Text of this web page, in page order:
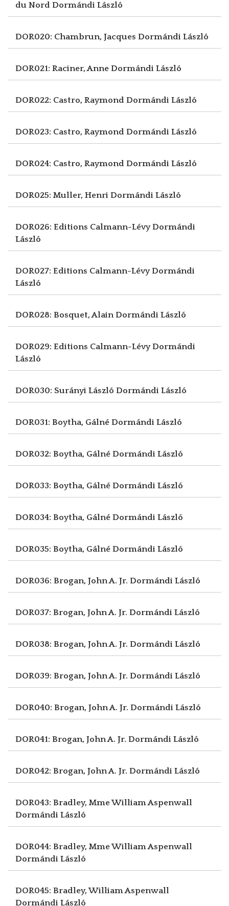
du Nord Dormándi László
DOR020: Chambrun, Jacques Dormándi László
DOR021: Raciner, Anne Dormándi László
DOR022: Castro, Raymond Dormándi László
DOR023: Castro, Raymond Dormándi László
DOR024: Castro, Raymond Dormándi László
DOR025: Muller, Henri Dormándi László
DOR026: Editions Calmann-LévyDormándi
László
DOR027: Editions Calmann-LévyDormándi
László
DOR028: Bosquet, AlainDormándi László
DOR029: Editions Calmann-LévyDormándi
László
DOR030: Surányi László Dormándi László
DOR031: Boytha, Gálné Dormándi László
DOR032: Boytha, Gálné Dormándi László
DOR033: Boytha, Gálné Dormándi László
DOR034: Boytha, Gálné Dormándi László
DOR035: Boytha, Gálné Dormándi László
DOR036: Brogan, John A. Jr. Dormándi László
DOR037: Brogan, John A. Jr. Dormándi László
DOR038: Brogan, John A. Jr. Dormándi László
DOR039: Brogan, John A. Jr. Dormándi László
DOR040: Brogan, John A. Jr. Dormándi László
DOR041: Brogan, John A. Jr. Dormándi László
DOR042: Brogan, John A. Jr. Dormándi László
DOR043: Bradley, Mme William Aspenwall
Dormándi László
DOR044: Bradley, Mme William Aspenwall
Dormándi László
DOR045: Bradley, William Aspenwall
Dormándi László